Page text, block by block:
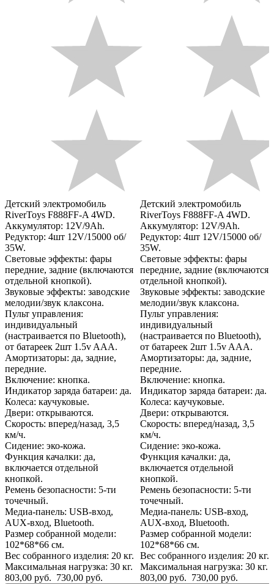
Детский электромобиль
RiverToys F888FF-A 4WD.
Аккумулятор: 12V/9Ah.
Редуктор: 4шт 12V/15000 об/
35W.
Световые эффекты: фары
передние, задние (включаются
отдельной кнопкой).
Звуковые эффекты: заводские
мелодии/звук клаксона.
Пульт управления:
индивидуальный
(настраивается по Bluetooth),
от батареек 2шт 1.5v AAА.
Амортизаторы: да, задние,
передние.
Включение: кнопка.
Индикатор заряда батареи: да.
Колеса: каучуковые.
Двери: открываются.
Скорость: вперед/назад, 3,5
км/ч.
Сидение: эко-кожа.
Функция качалки: да,
включается отдельной
кнопкой.
Ремень безопасности: 5-ти
точечный.
Медиа-панель: USB-вход,
AUX-вход, Bluetooth.
Размер собранной модели:
102*68*66 см.
Вес собранного изделия: 20 кг.
Максимальная нагрузка: 30 кг.
803,00 руб. 730,00 руб.
Детский электромобиль
RiverToys F888FF-A 4WD.
Аккумулятор: 12V/9Ah.
Редуктор: 4шт 12V/15000 об/
35W.
Световые эффекты: фары
передние, задние (включаются
отдельной кнопкой).
Звуковые эффекты: заводские
мелодии/звук клаксона.
Пульт управления:
индивидуальный
(настраивается по Bluetooth),
от батареек 2шт 1.5v AAА.
Амортизаторы: да, задние,
передние.
Включение: кнопка.
Индикатор заряда батареи: да.
Колеса: каучуковые.
Двери: открываются.
Скорость: вперед/назад, 3,5
км/ч.
Сидение: эко-кожа.
Функция качалки: да,
включается отдельной
кнопкой.
Ремень безопасности: 5-ти
точечный.
Медиа-панель: USB-вход,
AUX-вход, Bluetooth.
Размер собранной модели:
102*68*66 см.
Вес собранного изделия: 20 кг.
Максимальная нагрузка: 30 кг.
803,00 руб. 730,00 руб.